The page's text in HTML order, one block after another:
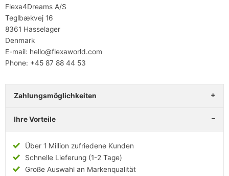
Flexa4Dreams A/S
Teglbækvej 16
8361 Hasselager
Denmark
E-mail: hello@flexaworld.com
Phone: +45 87 88 44 53
Zahlungsmöglichkeiten
Ihre Vorteile
Über 1 Million zufriedene Kunden
Schnelle Lieferung (1-2 Tage)
Große Auswahl an Markenqualität